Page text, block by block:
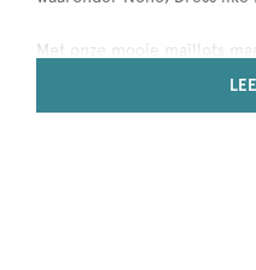
Met onze mooie maillots
compleet. Makkelijk online